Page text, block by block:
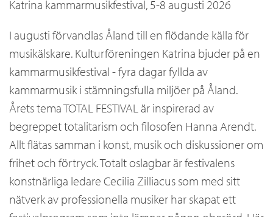
Katrina kammarmusikfestival, 5-8 augusti 2026
I augusti förvandlas Åland till en flödande källa för
musikälskare. Kulturföreningen Katrina bjuder på en
kammarmusikfestival - fyra dagar fyllda av
kammarmusik i stämningsfulla miljöer på Åland.
Årets tema TOTAL FESTIVAL är inspirerad av
begreppet totalitarism och filosofen Hanna Arendt.
Allt flätas samman i konst, musik och diskussioner om
frihet och förtryck. Totalt oslagbar är festivalens
konstnärliga ledare Cecilia Zilliacus som med sitt
nätverk av professionella musiker har skapat ett